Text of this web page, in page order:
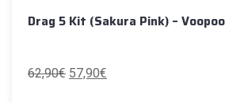
Drag 5 Kit (Sakura Pink) – Voopoo
62,90€ 57,90€